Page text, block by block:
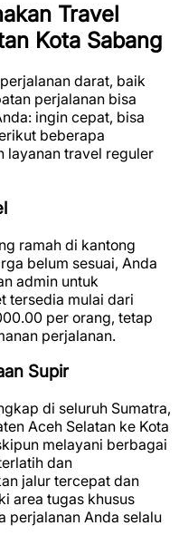
Travel
Kota Sabang
darat, baik
perjalanan bisa
ingin cepat, bisa
beberapa
layanan travel reguler
ramah di kantong
belum sesuai, Anda
admin untuk
tersedia mulai dari
per orang, tetap
perjalanan.
Supir
di seluruh Sumatra,
Aceh Selatan ke Kota
melayani berbagai
dan
jalur tercepat dan
area tugas khusus
perjalanan Anda selalu